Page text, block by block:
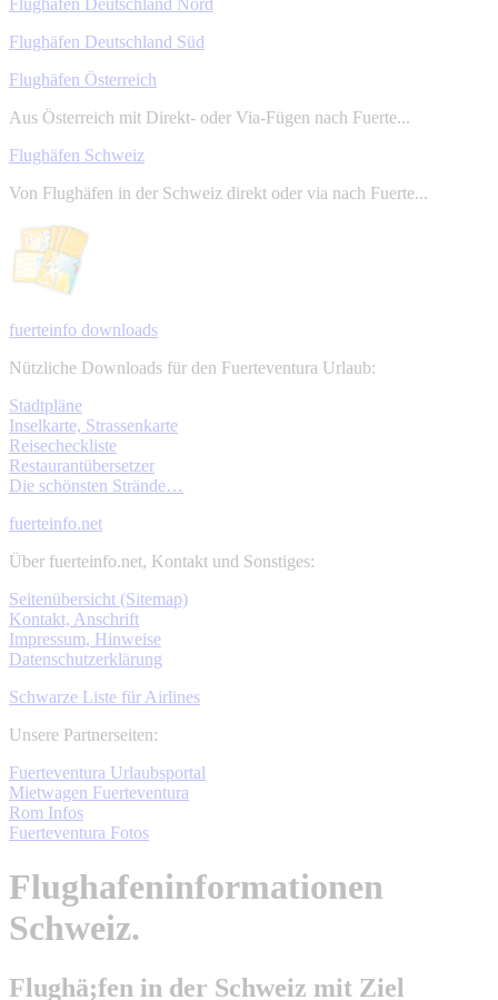
Flughäfen Deutschland Nord
Flughäfen Deutschland Süd
Flughäfen Österreich
Aus Österreich mit Direkt- oder Via-Fügen nach Fuerte...
Flughäfen Schweiz
Von Flughäfen in der Schweiz direkt oder via nach Fuerte...
fuerteinfo downloads
Nützliche Downloads für den Fuerteventura Urlaub:
Stadtpläne
Inselkarte, Strassenkarte
Reisecheckliste
Restaurantübersetzer
Die schönsten Strände…
fuerteinfo.net
Über fuerteinfo.net, Kontakt und Sonstiges:
Seitenübersicht (Sitemap)
Kontakt, Anschrift
Impressum, Hinweise
Datenschutzerklärung
Schwarze Liste für Airlines
Unsere Partnerseiten:
Fuerteventura Urlaubsportal
Mietwagen Fuerteventura
Rom Infos
Fuerteventura Fotos
Flughafeninformationen
Schweiz.
Flughä;fen in der Schweiz mit Ziel